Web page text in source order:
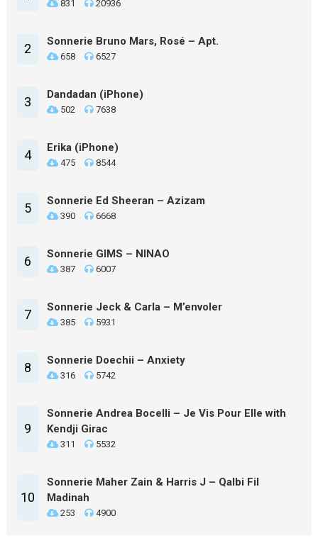
831 20936
2 Sonnerie Bruno Mars, Rosé – Apt.
658 6527
3 Dandadan (iPhone)
502 7638
4 Erika (iPhone)
475 8544
5 Sonnerie Ed Sheeran – Azizam
390 6668
6 Sonnerie GIMS – NINAO
387 6007
7 Sonnerie Jeck & Carla – M’envoler
385 5931
8 Sonnerie Doechii – Anxiety
316 5742
9
Sonnerie Andrea Bocelli – Je Vis Pour Elle with
Kendji Girac
311 5532
10
Sonnerie Maher Zain & Harris J – Qalbi Fil
Madinah
253 4900